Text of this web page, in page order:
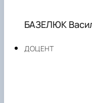
ДОЦЕНТ
БАЗЕЛЮК